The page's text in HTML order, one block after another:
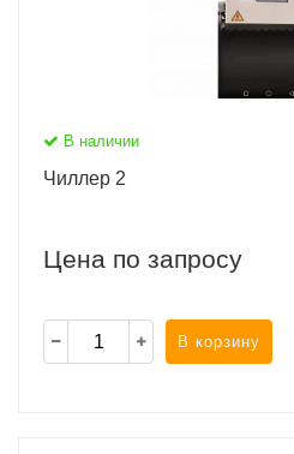
В наличии
Чиллер 2
Цена по запросу
В корзину